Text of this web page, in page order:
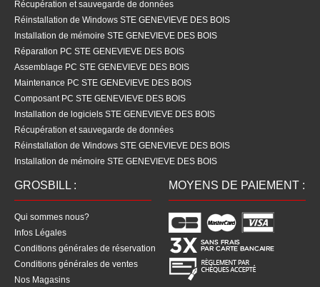
Récupération et sauvegarde de données
Réinstallation de Windows STE GENEVIEVE DES BOIS
Installation de mémoire STE GENEVIEVE DES BOIS
Réparation PC STE GENEVIEVE DES BOIS
Assemblage PC STE GENEVIEVE DES BOIS
Maintenance PC STE GENEVIEVE DES BOIS
Composant PC STE GENEVIEVE DES BOIS
Installation de logiciels STE GENEVIEVE DES BOIS
Récupération et sauvegarde de données
Réinstallation de Windows STE GENEVIEVE DES BOIS
Installation de mémoire STE GENEVIEVE DES BOIS
GROSBILL :
Qui sommes nous?
Infos Légales
Conditions générales de réservation
Conditions générales de ventes
Nos Magasins
MOYENS DE PAIEMENT :